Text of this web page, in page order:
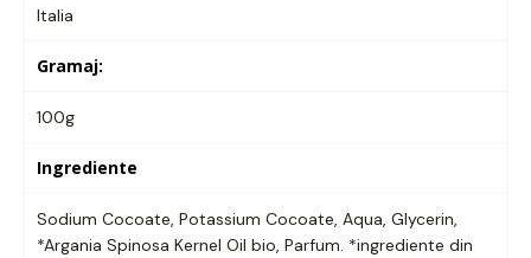
Italia
Gramaj:
100g
Ingrediente
Sodium Cocoate, Potassium Cocoate, Aqua, Glycerin,
*Argania Spinosa Kernel Oil bio, Parfum. *ingrediente din